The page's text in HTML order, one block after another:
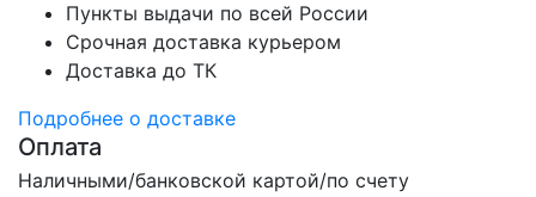
Пункты выдачи по всей России
Срочная доставка курьером
Доставка до ТК
Подробнее о доставке
Оплата
Наличными/банковской картой/по счету